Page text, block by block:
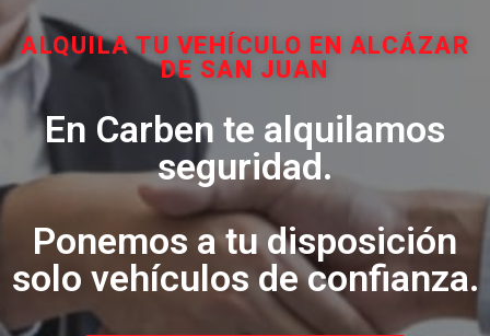
ALQUILA TU VEHÍCULO EN ALCÁZAR
DE SAN JUAN
En Carben te alquilamos
seguridad.
Ponemos a tu disposición
solo vehículos de confianza.